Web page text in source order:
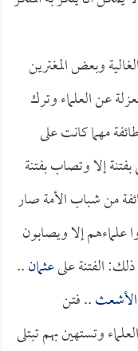
وبعض المغترين
عن العلماء وترك
مهما كانت على
بفتنة إلا وتصاب بفتنة
من شباب الأمة صار
علماءهم إلا ويصابون
ذلك: الفتنة علىعثمان..
.. فتن
وتستهين بهم تبتلى